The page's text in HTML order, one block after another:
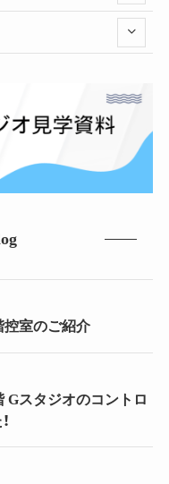
控室のご紹介
Gスタジオのコントロ